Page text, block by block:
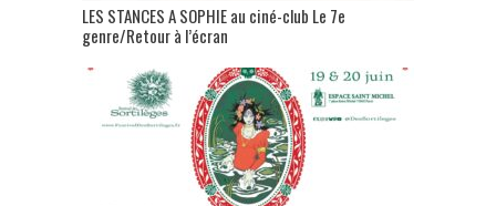
LES STANCES A SOPHIE au ciné-club Le 7e
genre/Retour à l’écran